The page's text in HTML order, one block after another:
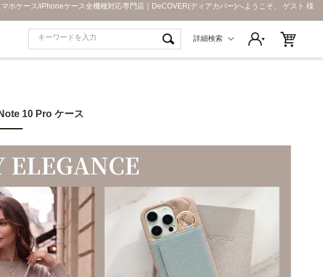
マホケース/iPhoneケース全機種対応専門店｜DeCOVER(ディアカバー)へようこそ、 ゲスト 様
詳細検索
10 Pro ケース